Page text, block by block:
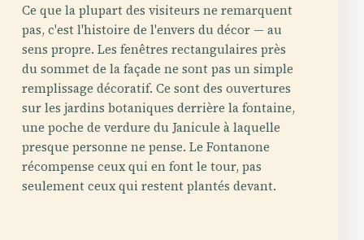
Ce que la plupart des visiteurs ne remarquent
pas, c'est l'histoire de l'envers du décor — au
sens propre. Les fenêtres rectangulaires près
du sommet de la façade ne sont pas un simple
remplissage décoratif. Ce sont des ouvertures
sur les jardins botaniques derrière la fontaine,
une poche de verdure du Janicule à laquelle
presque personne ne pense. Le Fontanone
récompense ceux qui en font le tour, pas
seulement ceux qui restent plantés devant.